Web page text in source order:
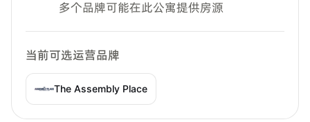
多个品牌可能在此公寓提供房源
当前可选运营品牌
The Assembly Place